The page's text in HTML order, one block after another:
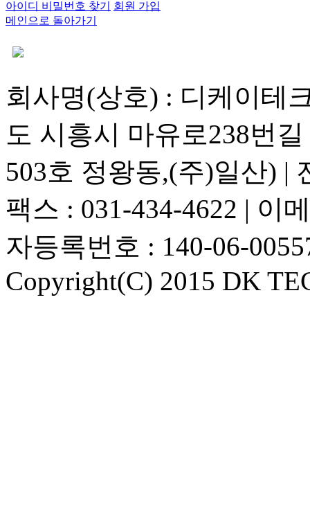
아이디 비밀번호 찾기
회원 가입
메인으로 돌아가기
회사명(상호) : 디케이테
도 시흥시 마유로238번
503호 정왕동,(주)일산) |
팩스 : 031-434-4622 | 이
자등록번호 : 140-06-
Copyright(C) 2015 DK